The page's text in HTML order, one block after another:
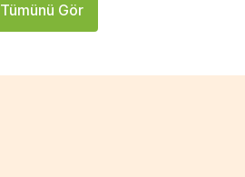
Tümünü Gör